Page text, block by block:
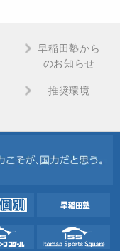
早稲田塾から
のお知らせ
推奨環境